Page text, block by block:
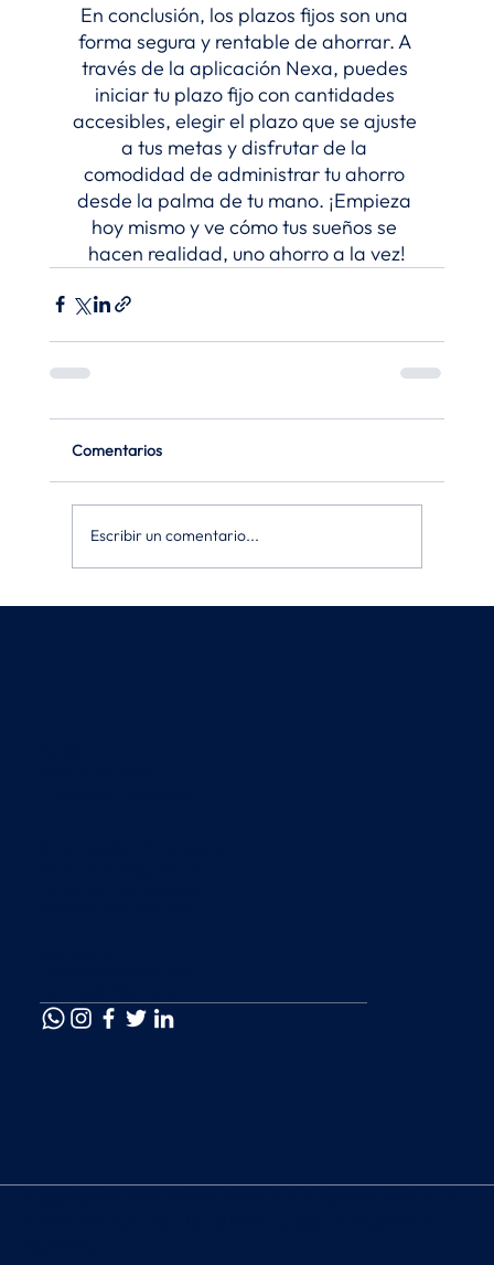
En conclusión, los plazos fijos son una
forma segura y rentable de ahorrar. A
través de la aplicación Nexa, puedes
iniciar tu plazo fijo con cantidades
accesibles, elegir el plazo que se ajuste
a tus metas y disfrutar de la
comodidad de administrar tu ahorro
desde la palma de tu mano. ¡Empieza
hoy mismo y ve cómo tus sueños se
hacen realidad, uno ahorro a la vez!
Comentarios
Escribir un comentario...